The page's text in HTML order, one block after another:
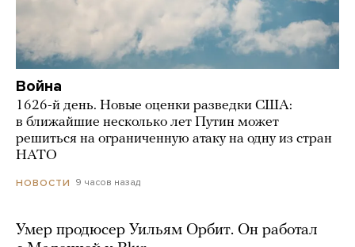
Война
1626-й день. Новые оценки разведки США:
в ближайшие несколько лет Путин может
решиться на ограниченную атаку на одну из стран
НАТО
НОВОСТИ 9 часов назад
Умер продюсер Уильям Орбит. Он работал